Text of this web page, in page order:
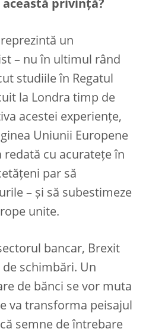
privință?
un
– nu în ultimul rând
studiile în Regatul
la Londra timp de
acestei experiențe,
Uniunii Europene
cu acuratețe în
par să
– și să subestimeze
unite.
bancar, Brexit
schimbări. Un
de bănci se vor muta
va transforma peisajul
semne de întrebare